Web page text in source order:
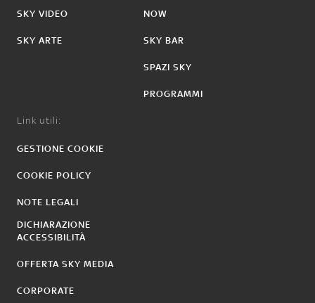
SKY VIDEO
SKY ARTE
NOW
SKY BAR
SPAZI SKY
PROGRAMMI
Link utili:
GESTIONE COOKIE
COOKIE POLICY
NOTE LEGALI
DICHIARAZIONE
ACCESSIBILITÀ
OFFERTA SKY MEDIA
CORPORATE